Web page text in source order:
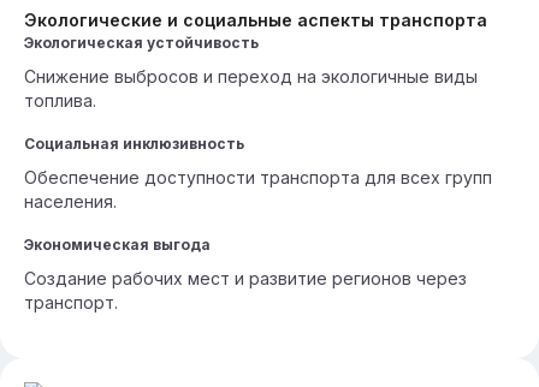
Экологические и социальные аспекты транспорта
Экологическая устойчивость
Снижение выбросов и переход на экологичные виды
топлива.
Социальная инклюзивность
Обеспечение доступности транспорта для всех групп
населения.
Экономическая выгода
Создание рабочих мест и развитие регионов через
транспорт.